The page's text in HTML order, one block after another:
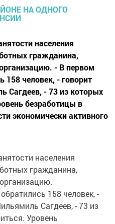
населения
гражданина,
- В первом
158 человек, - говорит
Сагдеев, - 73 из которых
безработицы в
экономически активного
населения
гражданина,
158 человек, -
Сагдеев, - 73 из
Уровень